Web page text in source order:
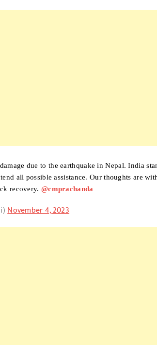
due to the earthquake in Nepal. India
all possible assistance. Our thoughts are
recovery. @cmprachanda
November 4, 2023